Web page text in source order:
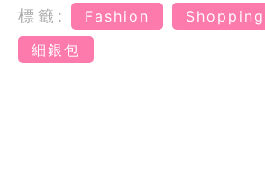
標籤: Fashion Shopping
細銀包